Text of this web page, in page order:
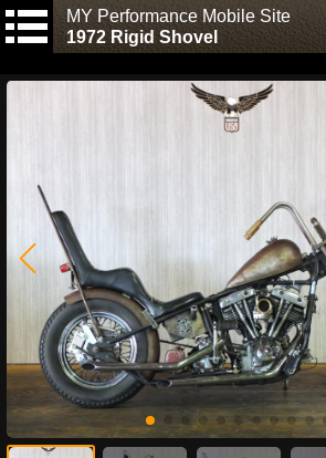
MY Performance Mobile Site
1972 Rigid Shovel